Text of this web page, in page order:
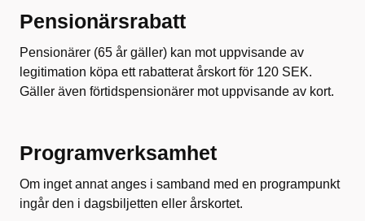
Pensionärsrabatt
Pensionärer (65 år gäller) kan mot uppvisande av
legitimation köpa ett rabatterat årskort för 120 SEK.
Gäller även förtidspensionärer mot uppvisande av kort.
Programverksamhet
Om inget annat anges i samband med en programpunkt
ingår den i dagsbiljetten eller årskortet.